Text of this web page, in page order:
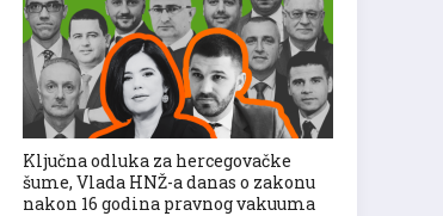
Ključna odluka za hercegovačke
šume, Vlada HNŽ-a danas o zakonu
nakon 16 godina pravnog vakuuma